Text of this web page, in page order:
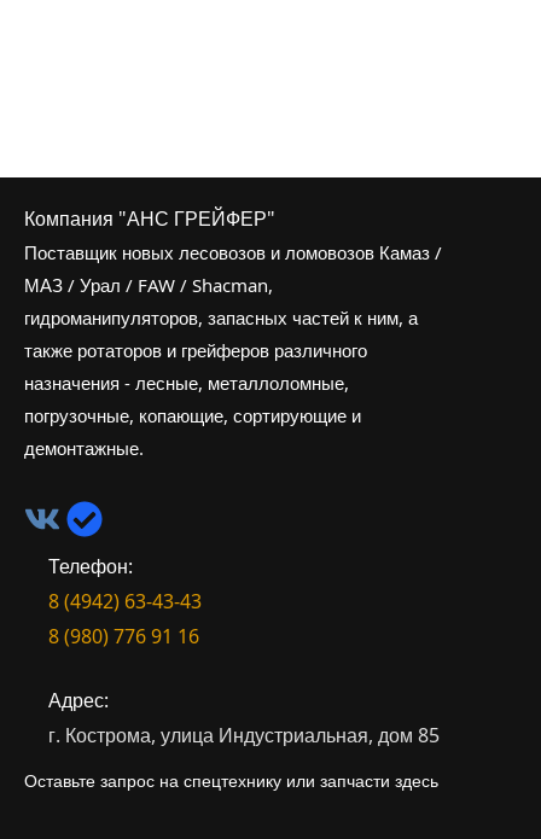
Компания "АНС ГРЕЙФЕР"
Поставщик новых лесовозов и ломовозов Камаз /
МАЗ / Урал / FAW / Shacman,
гидроманипуляторов, запасных частей к ним, а
также ротаторов и грейферов различного
назначения - лесные, металлоломные,
погрузочные, копающие, сортирующие и
демонтажные.
Телефон:
8 (4942) 63-43-43
8 (980) 776 91 16
Адрес:
г. Кострома, улица Индустриальная, дом 85
Оставьте запрос на спецтехнику или запчасти здесь